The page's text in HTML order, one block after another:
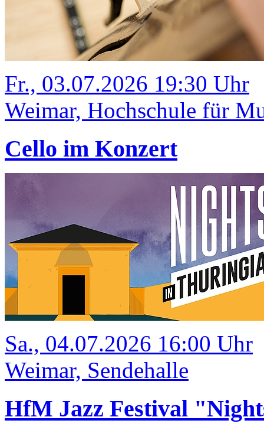
Fr., 03.07.2026 19:30 Uhr
Weimar, Hochschule für
Cello im Konzert
Sa., 04.07.2026 16:00 Uhr
Weimar, Sendehalle
HfM Jazz Festival